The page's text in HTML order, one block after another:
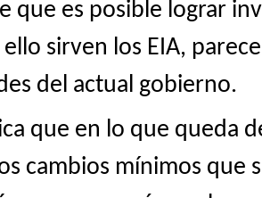
que es posible lograr
sirven los EIA,
del actual gobierno.
que en lo que queda
cambios mínimos que